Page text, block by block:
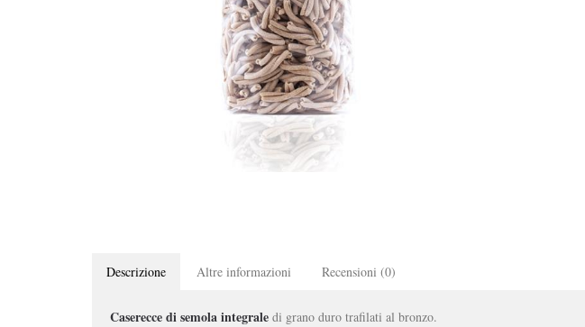
Descrizione Altre informazioni Recensioni (0)
Caserecce di semola integrale di grano duro trafilati al bronzo.